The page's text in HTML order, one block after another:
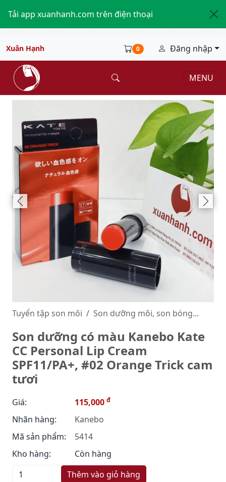
Tải app xuanhanh.com trên điện thoại
Xuân Hạnh 0 Đăng nhập
MENU
Tuyển tập son môi Son dưỡng môi, son bóng...
Son dưỡng có màu Kanebo Kate
CC Personal Lip Cream
SPF11/PA+, #02 Orange Trick cam
tươi
Giá: 115,000 đ
Nhãn hàng:
Kanebo
Mã sản phẩm:
5414
Kho hàng:
Còn hàng
Thêm vào giỏ hàng